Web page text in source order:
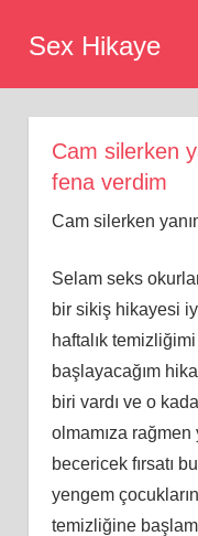
Sex Hikaye
Cam silerken
fena verdim
Cam silerken
Selam seks
bir sikiş hikayesi
haftalık
başlayacağım
biri vardı ve o
olmamıza
becericek fırsatı
yengem
temizliğine